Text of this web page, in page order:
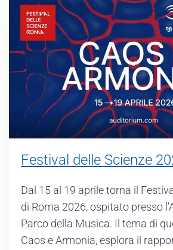
Festival delle Scienze
Dal 15 al 19 aprile torna il
di Roma 2026, ospitato presso
Parco della Musica. Il tema di
Caos e Armonia, esplora il